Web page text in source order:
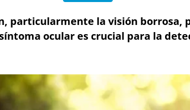
particularmente la visión borrosa,
ocular es crucial para la